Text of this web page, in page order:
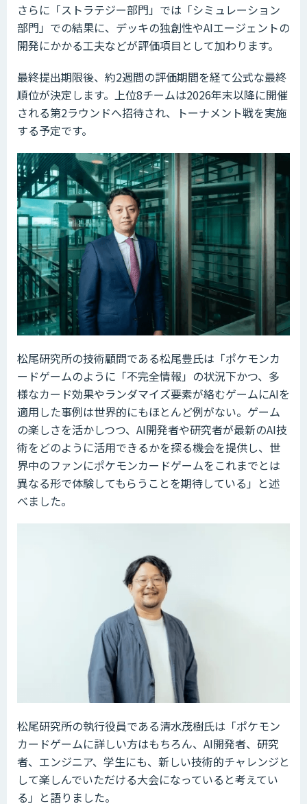
さらに「ストラテジー部門」では「シミュレーション
部門」での結果に、デッキの独創性やAIエージェントの
開発にかかる工夫などが評価項目として加わります。
最終提出期限後、約2週間の評価期間を経て公式な最終
順位が決定します。上位8チームは2026年末以降に開催
される第2ラウンドへ招待され、トーナメント戦を実施
する予定です。
松尾研究所の技術顧問である松尾豊氏は「ポケモンカ
ードゲームのように「不完全情報」の状況下かつ、多
様なカード効果やランダマイズ要素が絡むゲームにAIを
適用した事例は世界的にもほとんど例がない。ゲーム
の楽しさを活かしつつ、AI開発者や研究者が最新のAI技
術をどのように活用できるかを探る機会を提供し、世
界中のファンにポケモンカードゲームをこれまでとは
異なる形で体験してもらうことを期待している」と述
べました。
松尾研究所の執行役員である清水茂樹氏は「ポケモン
カードゲームに詳しい方はもちろん、AI開発者、研究
者、エンジニア、学生にも、新しい技術的チャレンジと
して楽しんでいただける大会になっていると考えてい
る」と語りました。